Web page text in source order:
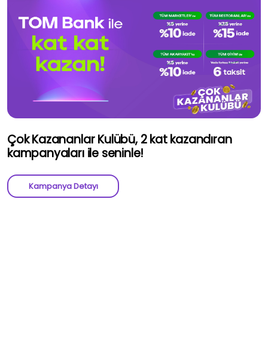
Çok Kazananlar Kulübü, 2 kat kazandıran
kampanyaları ile seninle!
Kampanya Detayı